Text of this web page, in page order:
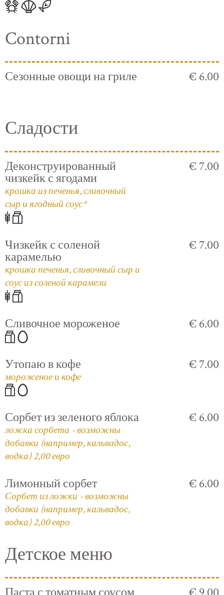
Contorni
Сезонные овощи на гриле € 6.00
Сладости
Деконструированный
чизкейк с ягодами
крошка из печенья, сливочный
сыр и ягодный соус*
€ 7.00
Чизкейк с соленой
карамелью
крошка печенья, сливочный сыр и
соус из соленой карамели
€ 7.00
Сливочное мороженое € 6.00
Утопаю в кофе
мороженое и кофе
€ 7.00
Сорбет из зеленого яблока
ложка сорбета - возможны
добавки (например, кальвадос,
водка) 2,00 евро
€ 6.00
Лимонный сорбет
Сорбет из ложки - возможны
добавки (например, кальвадос,
водка) 2,00 евро
€ 6.00
Детское меню